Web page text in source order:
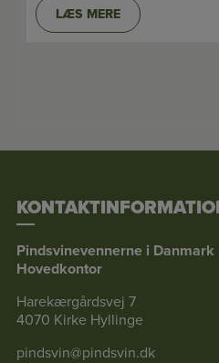
LÆS MERE
Pindsvinevennerne i Danmark
Hovedkontor
Harekærgårdsvej 7
4070 Kirke Hyllinge
pindsvin@pindsvin.dk